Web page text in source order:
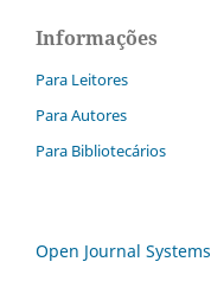
Informações
Para Leitores
Para Autores
Para Bibliotecários
Open Journal Systems